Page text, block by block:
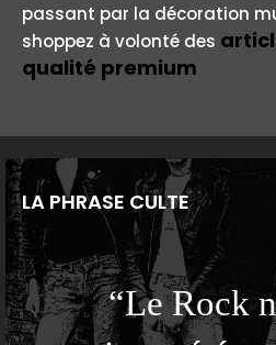
passant par la décoration
shoppez à volonté des
qualité premium
LA PHRASE CULTE
“Le Rock